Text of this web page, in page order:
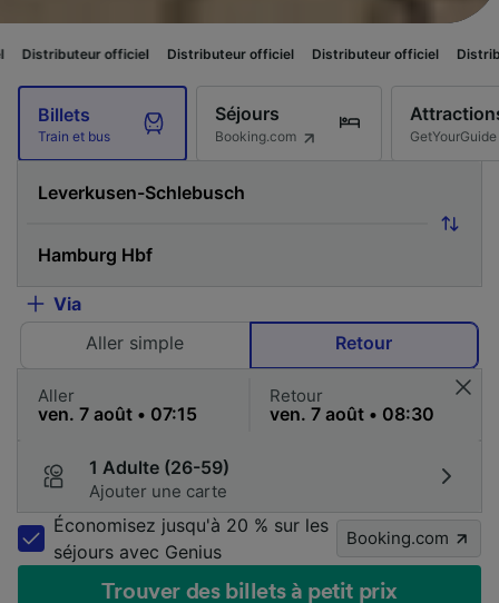
Distributeur officiel Distributeur officiel Distributeur officiel
Billets
Train et bus
Séjours
Booking.com GetYourGuide
Via
Aller simple
Retour
Aller Retour
1 Adulte (26-59)
Ajouter une carte
Économisez jusqu'à 20 % sur les
séjours avec Genius
Booking.com
Trouver des billets à petit prix